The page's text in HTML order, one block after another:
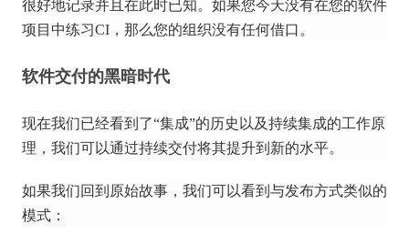
很好地记录并且在此时已知。 如果您今天没有在您的软件
项目中练习CI，那么您的组织没有任何借口。
软件交付的黑暗时代
现在我们已经看到了“集成”的历史以及持续集成的工作原
理，我们可以通过持续交付将其提升到新的水平。
如果我们回到原始故事，我们可以看到与发布方式类似的
模式：